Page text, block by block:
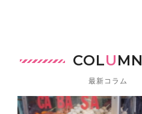
COLUMN
最新コラム